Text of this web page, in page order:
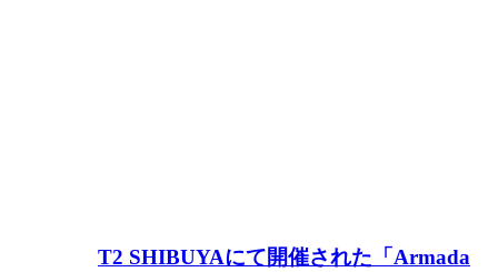
T2 SHIBUYAにて開催された「Armada